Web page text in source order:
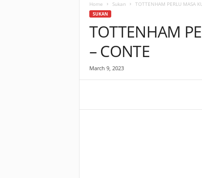
Home Sukan TOTTENHAM PERLU MASA
SUKAN
TOTTENHAM
– CONTE
March 9, 2023